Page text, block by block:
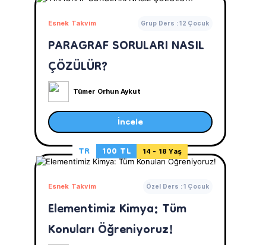
Esnek Takvim Grup Ders : 12 Çocuk
PARAGRAF SORULARI NASIL
ÇÖZÜLÜR?
Tümer Orhun Aykut
İncele
TR
100 TL 14 - 18 Yaş
Esnek Takvim Özel Ders : 1 Çocuk
Elementimiz Kimya: Tüm
Konuları Öğreniyoruz!